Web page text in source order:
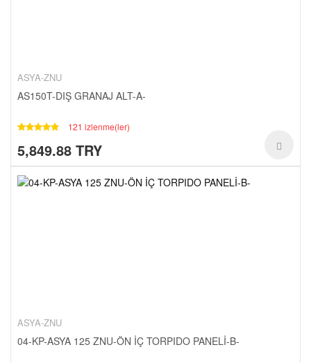
ASYA-ZNU
AS150T-DIŞ GRANAJ ALT-A-
121 izlenme(ler)
5,849.88 TRY
ASYA-ZNU
04-KP-ASYA 125 ZNU-ÖN İÇ TORPIDO PANELİ-B-